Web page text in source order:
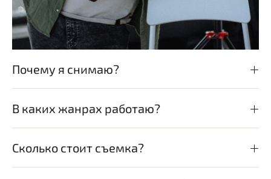
Почему я снимаю?
В каких жанрах работаю?
Сколько стоит съемка?